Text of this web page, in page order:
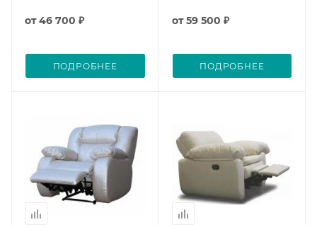
от46 700 ₽
ПОДРОБНЕЕ
от59 500 ₽
ПОДРОБНЕЕ